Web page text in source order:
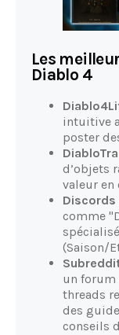
Les
Diablo 4
intuitive
poster
d’objets
valeur en
comme
(Saison/
un forum
threads
des
conseils